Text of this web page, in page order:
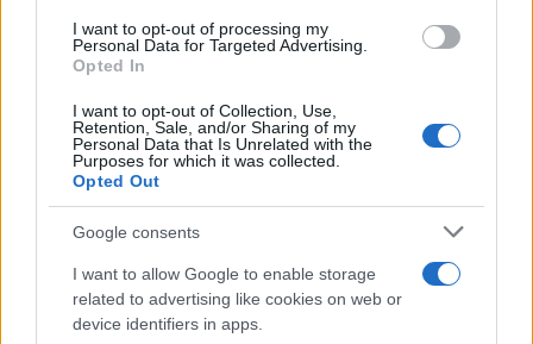
consent section.
I want to opt-out of processing my
Personal Data for Targeted Advertising.
Opted In
I want to opt-out of Collection, Use,
Retention, Sale, and/or Sharing of my
Personal Data that Is Unrelated with the
Purposes for which it was collected.
Opted Out
Google consents
I want to allow Google to enable storage
related to advertising like cookies on web or
device identifiers in apps.